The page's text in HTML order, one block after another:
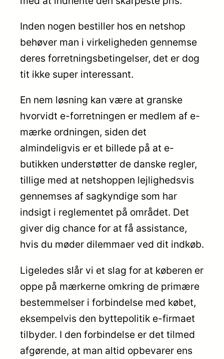
Inden nogen bestiller hos en netshop
behøver man i virkeligheden gennemse
deres forretningsbetingelser, det er dog
tit ikke super interessant.
En nem løsning kan være at granske
hvorvidt e-forretningen er medlem af e-
mærke ordningen, siden det
almindeligvis er et billede på at e-
butikken understøtter de danske regler,
tillige med at netshoppen lejlighedsvis
gennemses af sagkyndige som har
indsigt i reglementet på området. Det
giver dig chance for at få assistance,
hvis du møder dilemmaer ved dit indkøb.
Ligeledes slår vi et slag for at køberen er
oppe på mærkerne omkring de primære
bestemmelser i forbindelse med købet,
eksempelvis den byttepolitik e-firmaet
tilbyder. I den forbindelse er det tilmed
afgørende, at man altid opbevarer ens